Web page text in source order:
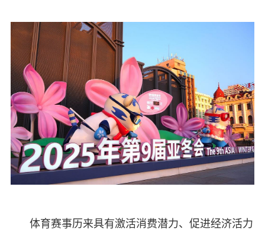
体育赛事历来具有激活消费潜力、促进经济活力